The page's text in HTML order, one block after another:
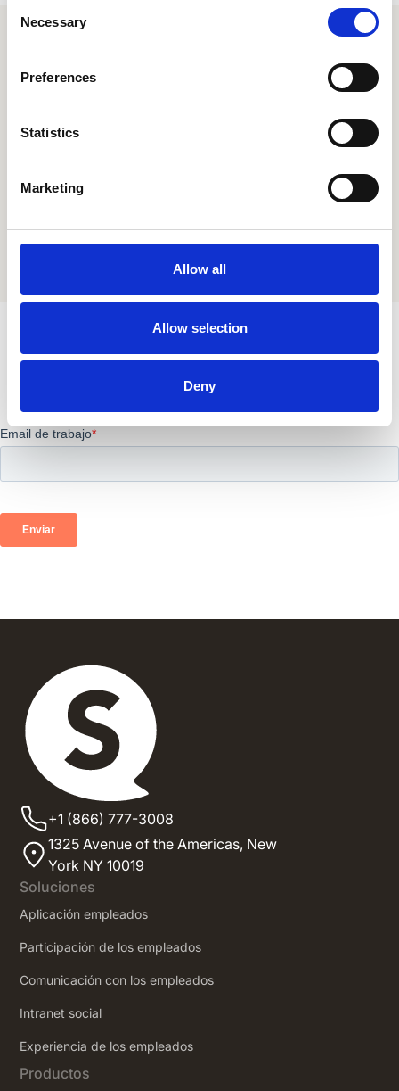
Selection
Necessary
Preferences
Statistics
Marketing
Allow all
Allow selection
Deny
Suscríbete a nuestroBoletín
Manténgase actualizado con las últimas tendencias e
+1 (866) 777-3008
1325 Avenue of the Americas, New
York NY 10019
Soluciones
Aplicación empleados
Participación de los empleados
Comunicación con los empleados
Intranet social
‍Experiencia de los empleados
Productos